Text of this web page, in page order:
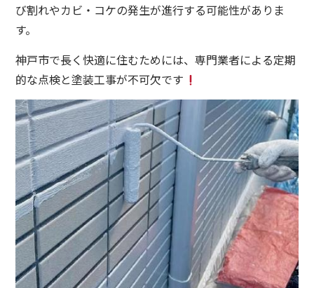
び割れやカビ・コケの発生が進行する可能性がありま
す。
神戸市で長く快適に住むためには、専門業者による定期
的な点検と塗装工事が不可欠です